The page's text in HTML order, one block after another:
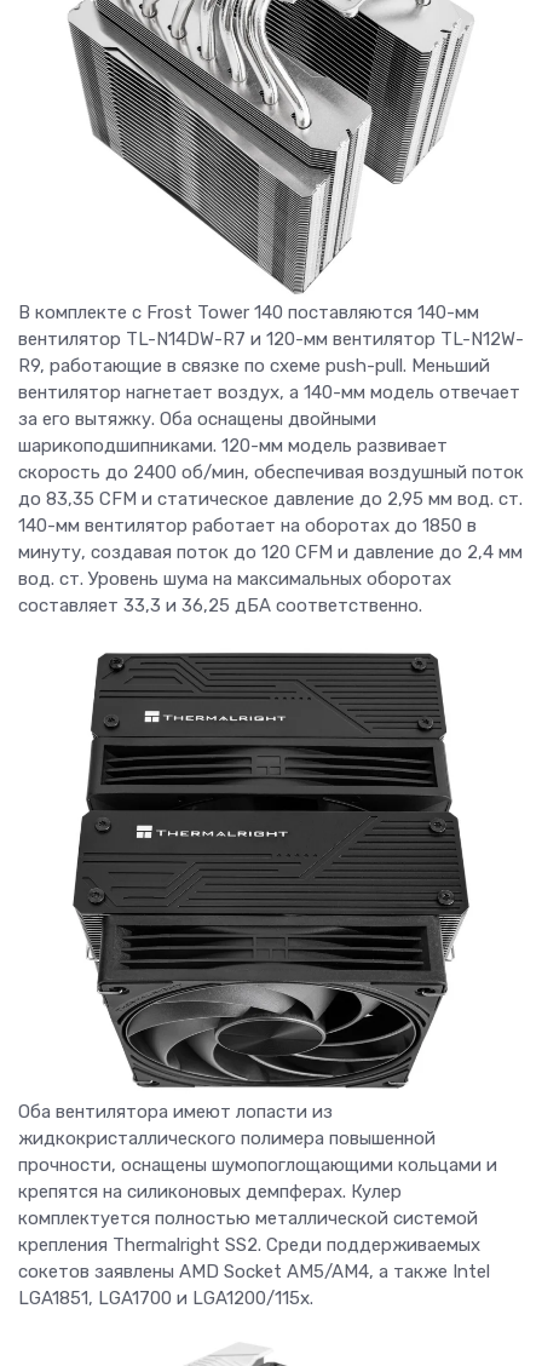
В комплекте с Frost Tower 140 поставляются 140-мм
вентилятор TL-N14DW-R7 и 120-мм вентилятор TL-N12W-
R9, работающие в связке по схеме push-pull. Меньший
вентилятор нагнетает воздух, а 140-мм модель отвечает
за его вытяжку. Оба оснащены двойными
шарикоподшипниками. 120-мм модель развивает
скорость до 2400 об/мин, обеспечивая воздушный поток
до 83,35 CFM и статическое давление до 2,95 мм вод. ст.
140-мм вентилятор работает на оборотах до 1850 в
минуту, создавая поток до 120 CFM и давление до 2,4 мм
вод. ст. Уровень шума на максимальных оборотах
составляет 33,3 и 36,25 дБА соответственно.
Оба вентилятора имеют лопасти из
жидкокристаллического полимера повышенной
прочности, оснащены шумопоглощающими кольцами и
крепятся на силиконовых демпферах. Кулер
комплектуется полностью металлической системой
крепления Thermalright SS2. Среди поддерживаемых
сокетов заявлены AMD Socket AM5/AM4, а также Intel
LGA1851, LGA1700 и LGA1200/115x.